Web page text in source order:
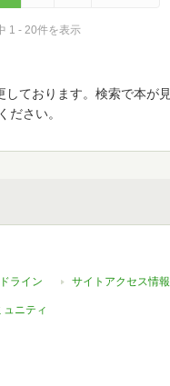
1 - 20件を表示
ております。検索で本が
ださい。
ライン サイトアクセス情
ュニティ